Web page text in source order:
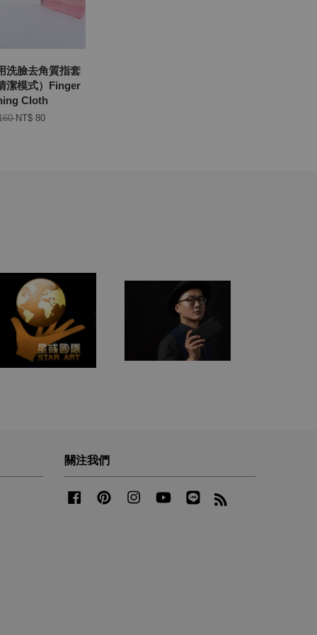
洗臉去角質指套
潔模式）Finger
Cloth
NT$ 80
關注我們
FacebookPinterest InstagramYouTube Line